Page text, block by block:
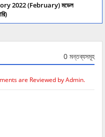
2022 (February) মডেল
0 মন্তব্যসমূহ
are Reviewed by Admin.